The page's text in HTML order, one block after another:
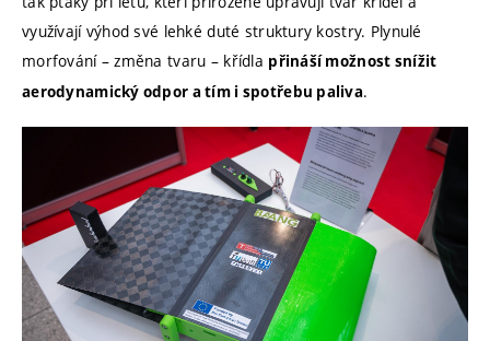
využívají výhod své lehké duté struktury kostry. Plynulé
morfování – změna tvaru – křídla přináší možnost snížit
aerodynamický odpor a tím i spotřebu paliva.